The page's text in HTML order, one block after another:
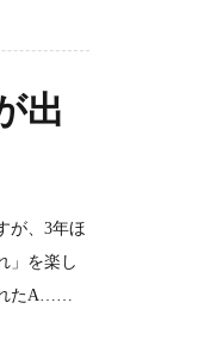
出
が、3年ほ
」を楽し
たA……